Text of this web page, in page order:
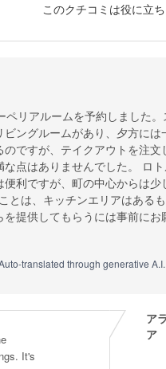
このクチコミは役に立
リアルームを予約しました
ングルームがあり、夕方には
ですが、テイクアウトを注文
点はありませんでした。 ロ
利ですが、町の中心からは少
とは、キッチンエリアはある
提供してもらうには事前にお
translated through generative A.I.
It's
ア
ア